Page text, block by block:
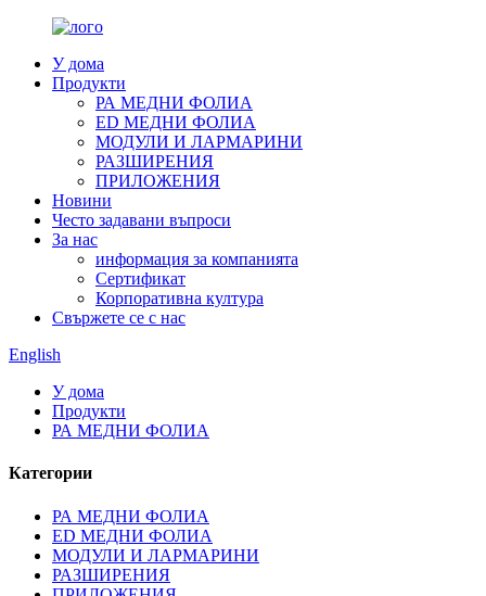
У дома
Продукти
РА МЕДНИ ФОЛИА
ED МЕДНИ ФОЛИА
МОДУЛИ И ЛАРМАРИНИ
РАЗШИРЕНИЯ
ПРИЛОЖЕНИЯ
Новини
Често задавани въпроси
За нас
информация за компанията
Сертификат
Корпоративна култура
Свържете се с нас
English
У дома
Продукти
РА МЕДНИ ФОЛИА
Категории
РА МЕДНИ ФОЛИА
ED МЕДНИ ФОЛИА
МОДУЛИ И ЛАРМАРИНИ
РАЗШИРЕНИЯ